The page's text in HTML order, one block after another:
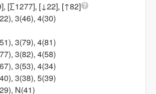
[∑1277], [↓22], [↑82]
3(46), 4(30)
3(79), 4(81)
3(82), 4(58)
3(53), 4(34)
3(38), 5(39)
N(41)